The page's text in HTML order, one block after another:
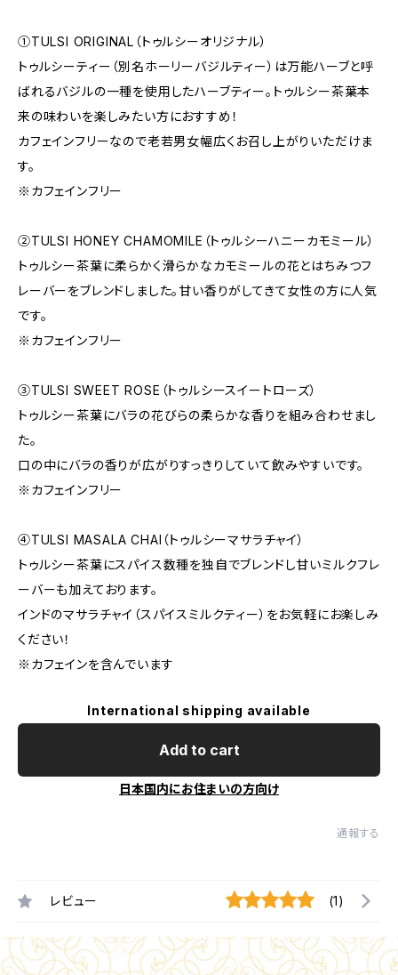
①TULSI ORIGINAL（トゥルシーオリジナル）
トゥルシーティー（別名ホーリーバジルティー）は万能ハーブと呼
ばれるバジルの一種を使用したハーブティー。トゥルシー茶葉本
来の味わいを楽しみたい方におすすめ！
カフェインフリーなので老若男女幅広くお召し上がりいただけま
す。
※カフェインフリー
②TULSI HONEY CHAMOMILE（トゥルシーハニーカモミール）
トゥルシー茶葉に柔らかく滑らかなカモミールの花とはちみつフ
レーバーをブレンドしました。甘い香りがしてきて女性の方に人気
です。
※カフェインフリー
③TULSI SWEET ROSE（トゥルシースイートローズ）
トゥルシー茶葉にバラの花びらの柔らかな香りを組み合わせまし
た。
口の中にバラの香りが広がりすっきりしていて飲みやすいです。
※カフェインフリー
④TULSI MASALA CHAI（トゥルシーマサラチャイ）
トゥルシー茶葉にスパイス数種を独自でブレンドし甘いミルクフレ
ーバーも加えております。
インドのマサラチャイ（スパイスミルクティー）をお気軽にお楽しみ
ください！
※カフェインを含んでいます
International shipping available
Add to cart
日本国内にお住まいの方向け
通報する
レビュー (1)